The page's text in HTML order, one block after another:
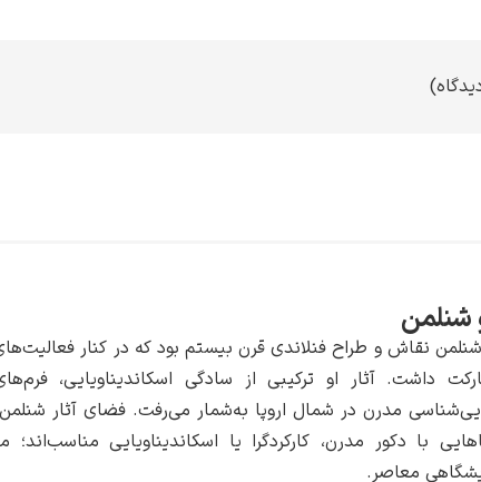
شنلمن
شنلمن نقاش و طراح فنلاندی قرن بیستم بود که در کنار
داشت. آثار او ترکیبی از سادگی اسکاندیناویایی،
مدرن در شمال اروپا به‌شمار می‌رفت. فضای آثار
با دکور مدرن، کارکردگرا یا اسکاندیناویایی
معاصر.